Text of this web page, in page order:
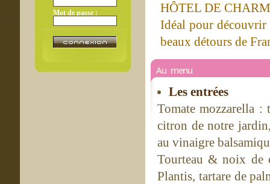
Mot de passe :
HÔTEL DE
Idéal pour découvrir
beaux détours de
Au menu
Les entrées
Tomate mozzarella
citron de notre
au vinaigre
Tourteau & noix de
Plantis, tartare de